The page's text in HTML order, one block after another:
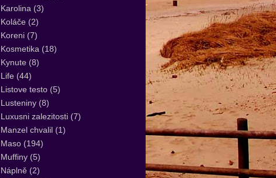
Karolina (3)
Koláče (2)
Koreni (7)
Kosmetika (18)
Kynute (8)
Life (44)
Listove testo (5)
Lusteniny (8)
Luxusni zalezitosti (7)
Manzel chvalil (1)
Maso (194)
Muffiny (5)
Náplně (2)